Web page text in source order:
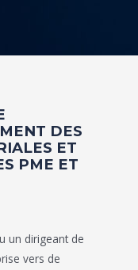
DES
ET
PME ET
un dirigeant de
vers de